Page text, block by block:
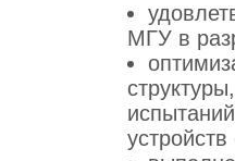
МГУ в